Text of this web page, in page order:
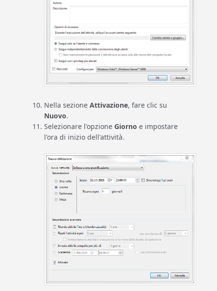
Nella sezione Attivazione, fare clic su
Nuovo.
Selezionare l'opzione Giorno e impostare
l'ora di inizio dell'attività.